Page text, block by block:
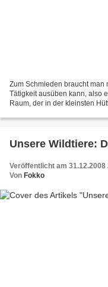
Zum Schmieden braucht man
Tätigkeit ausüben kann, also
Raum, der in der kleinsten
Unsere Wildtiere:
Veröffentlicht am 31.12.2008
Von Fokko